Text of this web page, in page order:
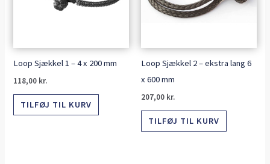
Loop Sjækkel 1 – 4 x 200 mm
118,00 kr.
TILFØJ TIL KURV
Loop Sjækkel 2 – ekstra lang 6
x 600 mm
207,00 kr.
TILFØJ TIL KURV